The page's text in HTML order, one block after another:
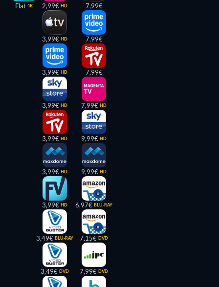
Flat 4K 2,99€ HD
3,99€ HD
3,99€ HD
3,99€ HD
3,99€ HD
3,99€ HD
3,99€ HD
3,49€ BLU-RAY
3,49€ DVD
7,99€
7,99€
7,99€
7,99€ HD
9,99€ HD
9,99€ HD
6,97€ BLU-RAY
7,15€ DVD
7,99€ DVD